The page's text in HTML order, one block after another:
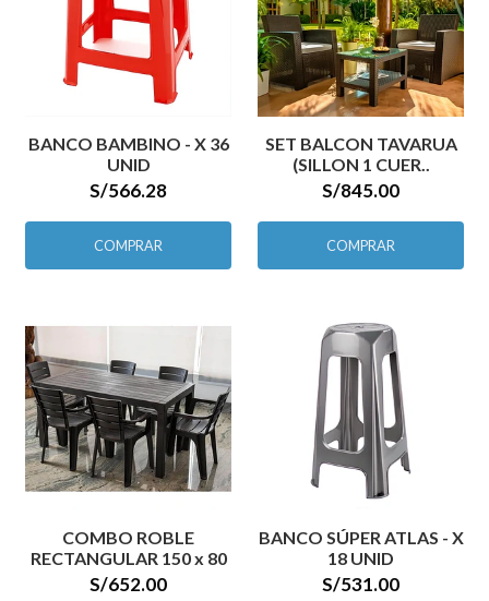
BANCO BAMBINO - X 36
UNID
S/566.28
COMPRAR
SET BALCON TAVARUA
(SILLON 1 CUER..
S/845.00
COMPRAR
COMBO ROBLE
RECTANGULAR 150 x 80
S/652.00
BANCO SÚPER ATLAS - X
18 UNID
S/531.00